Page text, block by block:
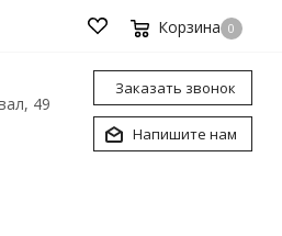
Корзина 0
49
Заказать звонок
Напишите нам